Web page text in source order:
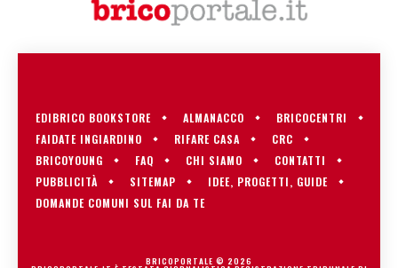
EDIBRICO BOOKSTORE ALMANACCO
BRICOCENTRI
FAIDATE INGIARDINO
RIFARE CASA
CRC
BRICOYOUNG
FAQ CHI SIAMO
CONTATTI
PUBBLICITÀ
SITEMAP
IDEE, PROGETTI, GUIDE
DOMANDE COMUNI SUL FAI DA TE
BRICOPORTALE © 2026